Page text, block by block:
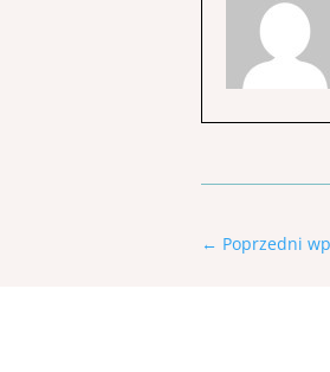
← Poprzedni